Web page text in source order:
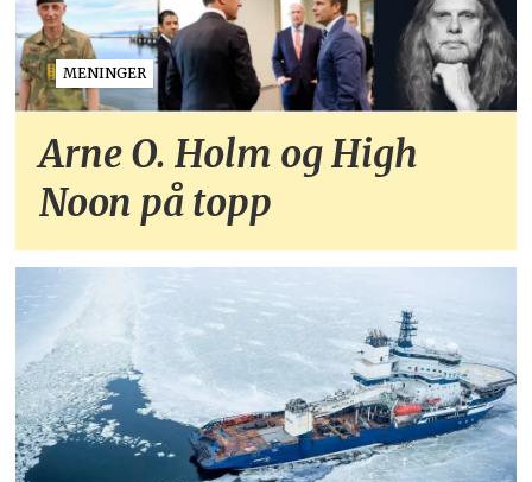
MENINGER
Arne O. Holm og High
Noon på topp